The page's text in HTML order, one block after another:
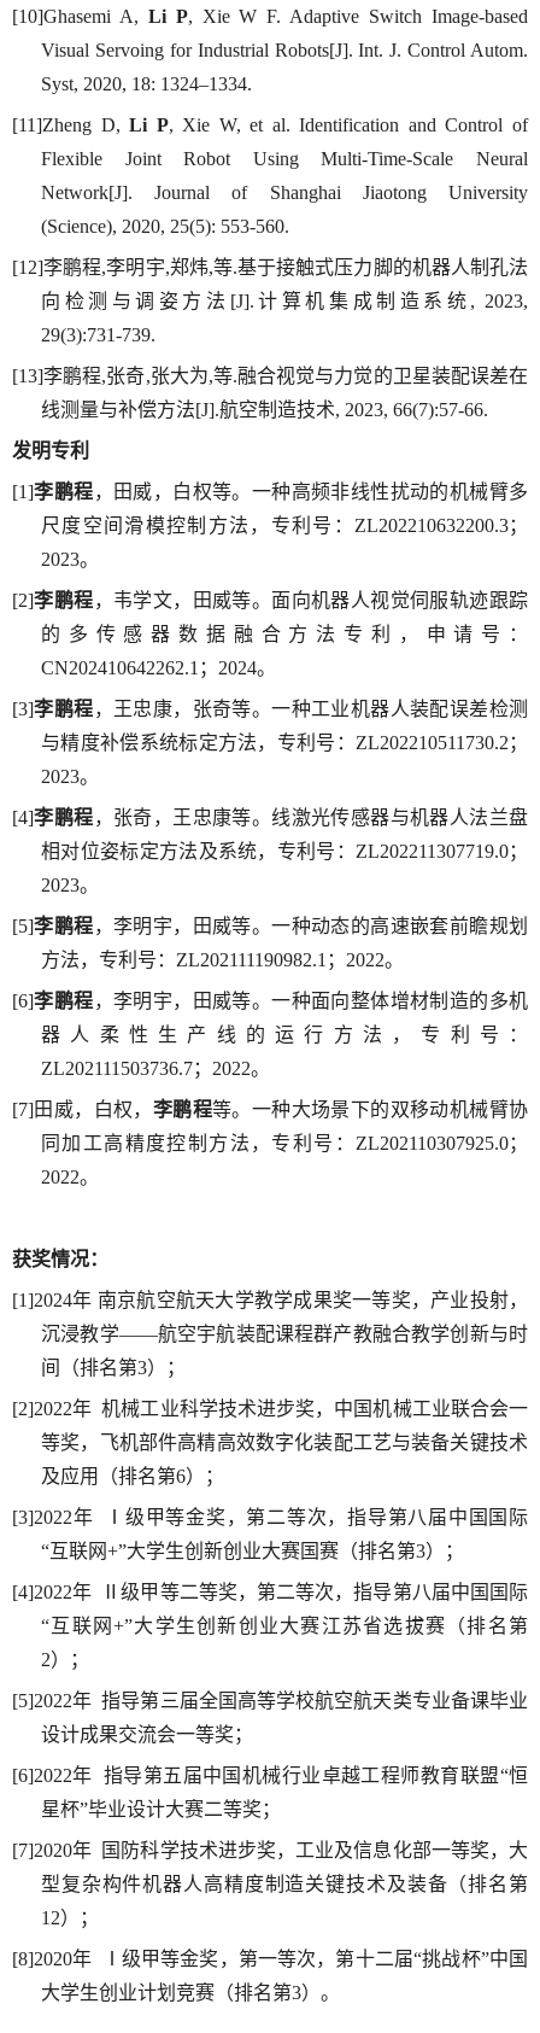
[10]Ghasemi A, Li P, Xie W F. Adaptive Switch Image-based
Visual Servoing for Industrial Robots[J]. Int. J. Control Autom.
Syst, 2020, 18: 1324–1334.
[11]Zheng D,Li P, Xie W, et al. Identification and Control of
Flexible Joint Robot Using Multi-Time-Scale Neural
Network[J]. Journal of Shanghai Jiaotong University
(Science), 2020, 25(5): 553-560.
[12]李鹏程,李明宇,郑炜,等.基于接触式压力脚的机器人制孔法
向检测与调姿方法[J].计算机集成制造系统, 2023,
29(3):731-739.
[13]李鹏程,张奇,张大为,等.融合视觉与力觉的卫星装配误差在
线测量与补偿方法[J].航空制造技术, 2023, 66(7):57-66.
发明专利
[1]李鹏程，田威，白权等。一种高频非线性扰动的机械臂多
尺度空间滑模控制方法，专利号：ZL202210632200.3；
2023。
[2]李鹏程，韦学文，田威等。面向机器人视觉伺服轨迹跟踪
的多传感器数据融合方法专利，申请号：
CN202410642262.1；2024。
[3]李鹏程，王忠康，张奇等。一种工业机器人装配误差检测
与精度补偿系统标定方法，专利号：ZL202210511730.2；
2023。
[4]李鹏程，张奇，王忠康等。线激光传感器与机器人法兰盘
相对位姿标定方法及系统，专利号：ZL202211307719.0；
2023。
[5]李鹏程，李明宇，田威等。一种动态的高速嵌套前瞻规划
方法，专利号：ZL202111190982.1；2022。
[6]李鹏程，李明宇，田威等。一种面向整体增材制造的多机
器人柔性生产线的运行方法，专利号：
ZL202111503736.7；2022。
[7]田威，白权， 李鹏程等。一种大场景下的双移动机械臂协
同加工高精度控制方法，专利号：ZL202110307925.0；
2022。
获奖情况：
[1]2024年 南京航空航天大学教学成果奖一等奖，产业投射，
沉浸教学——航空宇航装配课程群产教融合教学创新与时
间（排名第3）；
[2]2022年 机械工业科学技术进步奖，中国机械工业联合会一
等奖，飞机部件高精高效数字化装配工艺与装备关键技术
及应用（排名第6）；
[3]2022年 Ⅰ级甲等金奖，第二等次，指导第八届中国国际
“互联网+”大学生创新创业大赛国赛（排名第3）；
[4]2022年 Ⅱ级甲等二等奖，第二等次，指导第八届中国国际
“互联网+”大学生创新创业大赛江苏省选拔赛（排名第
2）；
[5]2022年 指导第三届全国高等学校航空航天类专业备课毕业
设计成果交流会一等奖；
[6]2022年 指导第五届中国机械行业卓越工程师教育联盟“恒
星杯”毕业设计大赛二等奖；
[7]2020年 国防科学技术进步奖，工业及信息化部一等奖，大
型复杂构件机器人高精度制造关键技术及装备（排名第
12）；
[8]2020年 Ⅰ级甲等金奖，第一等次，第十二届“挑战杯”中国
大学生创业计划竞赛（排名第3）。